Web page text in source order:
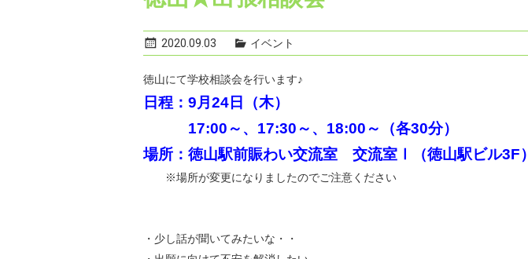
2020.09.03 イベント
徳山にて学校相談会を行います♪
日程：9月24日（木）
17:00～、17:30～、18:00～（各30分）
場所： 徳山駅前賑わい交流室 交流室Ⅰ（徳山駅ビル3F）
※場所が変更になりましたのでご注意ください
・少し話が聞いてみたいな・・